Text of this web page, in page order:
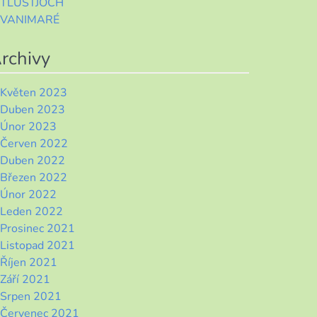
VANIMARÉ
Květen 2023
Duben 2023
Únor 2023
Červen 2022
Duben 2022
Březen 2022
Únor 2022
Leden 2022
Prosinec 2021
Listopad 2021
Říjen 2021
Září 2021
Srpen 2021
Červenec 2021